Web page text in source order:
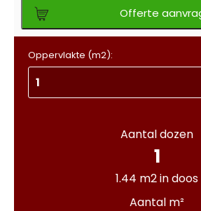
Offerte
Oppervlakte (m2):
Aantal dozen
1
1.44 m2 in doos
Aantal m²